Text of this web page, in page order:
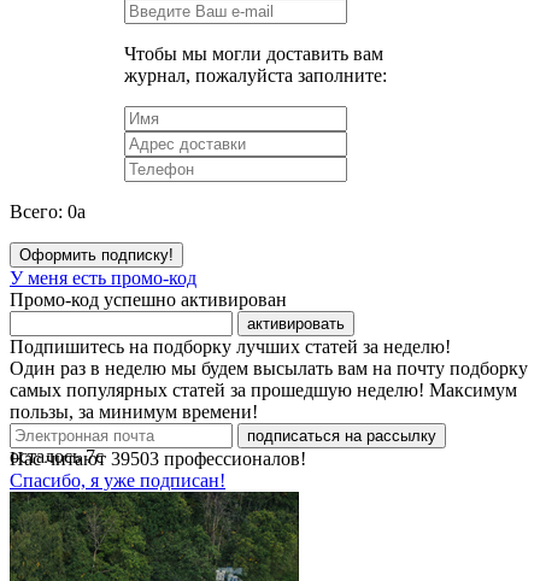
Чтобы мы могли доставить вам
журнал, пожалуйста заполните:
Всего: 0a
Оформить подписку!
У меня есть промо-код
Промо-код успешно активирован
активировать
Подпишитесь на подборку лучших статей за неделю!
Один раз в неделю мы будем высылать вам на почту подборку
самых популярных статей за прошедшую неделю! Максимум
пользы, за минимум времени!
подписаться на рассылку
Нас читают 39503 профессионалов!
Спасибо, я уже подписан!
осталось7с